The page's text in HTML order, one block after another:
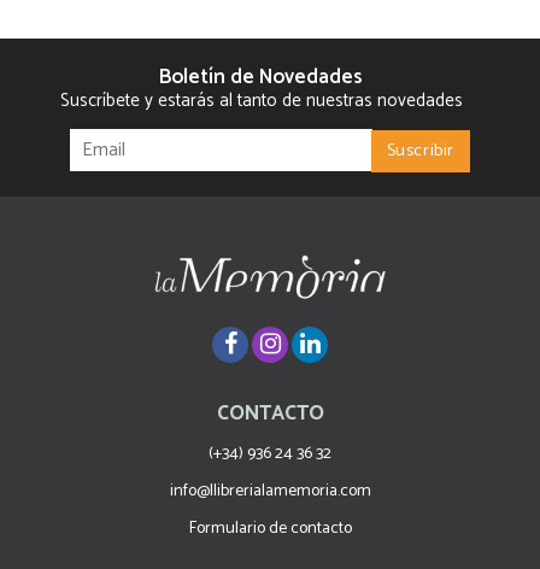
Boletín de Novedades
Suscríbete y estarás al tanto de nuestras novedades
CONTACTO
(+34) 936 24 36 32
info@llibrerialamemoria.com
Formulario de contacto